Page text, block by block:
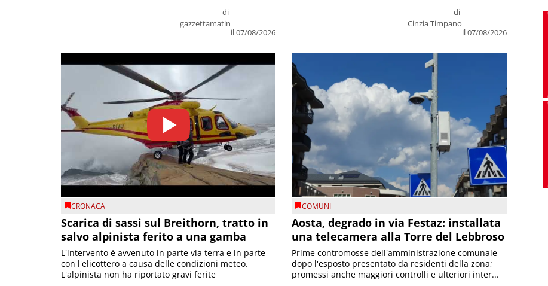
di
gazzettamatin
il 07/08/2026
di
Cinzia Timpano
il 07/08/2026
CRONACA
Scarica di sassi sul Breithorn, tratto in
salvo alpinista ferito a una gamba
L'intervento è avvenuto in parte via terra e in parte
con l'elicottero a causa delle condizioni meteo.
L'alpinista non ha riportato gravi ferite
COMUNI
Aosta, degrado in via Festaz: installata
una telecamera alla Torre del Lebbroso
Prime contromosse dell'amministrazione comunale
dopo l'esposto presentato da residenti della zona;
promessi anche maggiori controlli e ulteriori inter...